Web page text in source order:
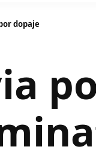
dopaje